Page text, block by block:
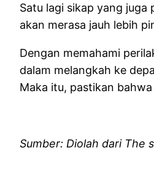
Satu lagi sikap yang juga
akan merasa jauh lebih
Dengan memahami
dalam melangkah ke
Maka itu, pastikan
Sumber: Diolah dari The